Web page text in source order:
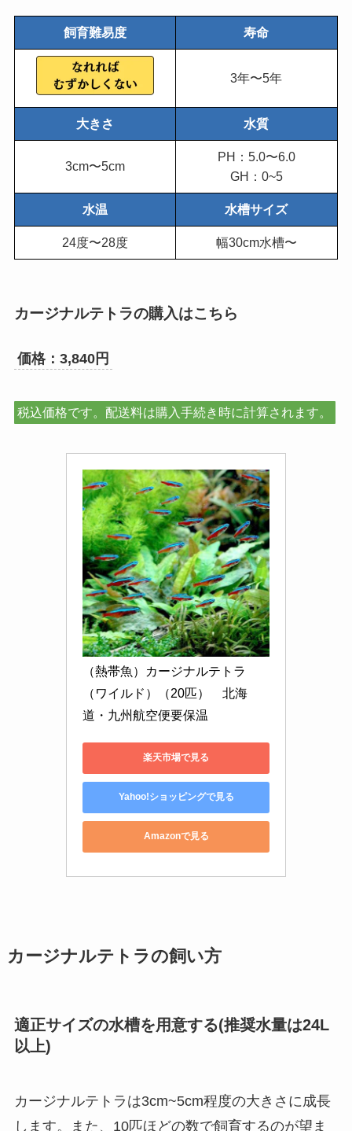
飼育難易度 寿命
3年〜5年
大きさ 水質
3cm〜5cm
PH：5.0〜6.0
GH：0~5
水温 水槽サイズ
24度〜28度 幅30cm水槽〜
カージナルテトラの購入はこちら
価格：3,840円
税込価格です。配送料は購入手続き時に計算されます。
（熱帯魚）カージナルテトラ
（ワイルド）（20匹）　北海
道・九州航空便要保温
楽天市場で見る
Yahoo!ショッピングで見る
Amazonで見る
カージナルテトラの飼い方
適正サイズの水槽を用意する(推奨水量は24L
以上)
カージナルテトラは3cm~5cm程度の大きさに成長
します。また、10匹ほどの数で飼育するのが望ま